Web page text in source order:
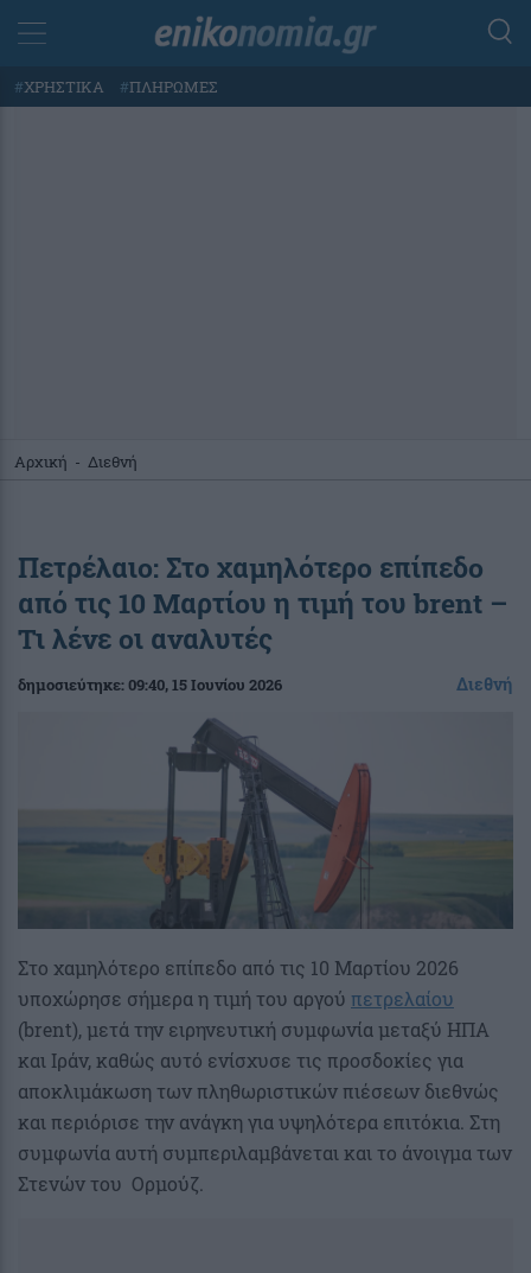
#ΧΡΗΣΤΙΚΑ #ΠΛΗΡΩΜΕΣ
Αρχική - Διεθνή
Πετρέλαιο: Στο χαμηλότερο επίπεδο
από τις 10 Μαρτίου η τιμή του brent –
Τι λένε οι αναλυτές
δημοσιεύτηκε:09:40, 15 Ιουνίου 2026 Διεθνή
Στο χαμηλότερο επίπεδο από τις 10 Μαρτίου 2026
υποχώρησε σήμερα η τιμή του αργού πετρελαίου
(brent), μετά την ειρηνευτική συμφωνία μεταξύ ΗΠΑ
και Ιράν, καθώς αυτό ενίσχυσε τις προσδοκίες για
αποκλιμάκωση των πληθωριστικών πιέσεων διεθνώς
και περιόρισε την ανάγκη για υψηλότερα επιτόκια. Στη
συμφωνία αυτή συμπεριλαμβάνεται και το άνοιγμα των
Στενών του Ορμούζ.